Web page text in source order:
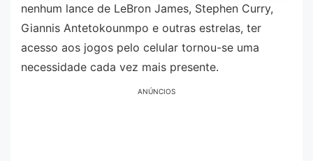
nenhum lance de LeBron James, Stephen Curry,
Giannis Antetokounmpo e outras estrelas, ter
acesso aos jogos pelo celular tornou-se uma
necessidade cada vez mais presente.
ANÚNCIOS